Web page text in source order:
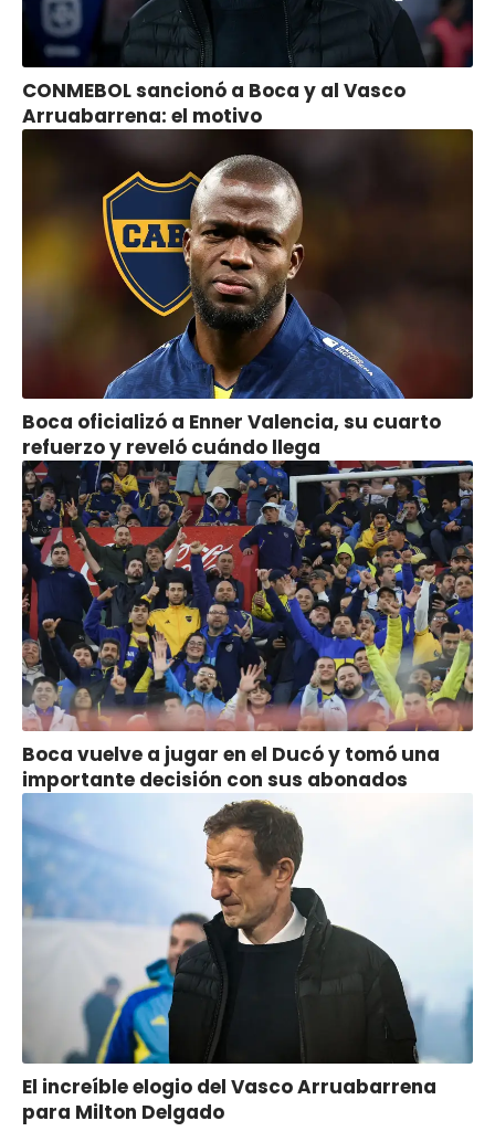
CONMEBOL sancionó a Boca y al Vasco
Arruabarrena: el motivo
Boca oficializó a Enner Valencia, su cuarto
refuerzo y reveló cuándo llega
Boca vuelve a jugar en el Ducó y tomó una
importante decisión con sus abonados
El increíble elogio del Vasco Arruabarrena
para Milton Delgado